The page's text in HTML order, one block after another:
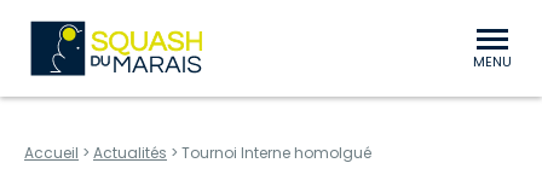
MENU
Accueil > Actualités > Tournoi Interne homolgué